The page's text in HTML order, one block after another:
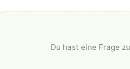
Du hast eine Frage